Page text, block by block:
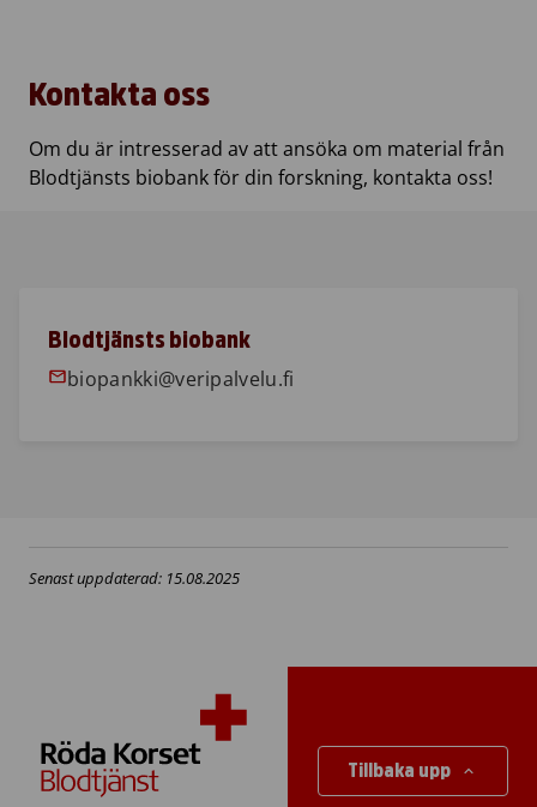
Kontakta oss
Om du är intresserad av att ansöka om material från
Blodtjänsts biobank för din forskning, kontakta oss!
Blodtjänsts biobank
biopankki@veripalvelu.fi
Senast uppdaterad: 15.08.2025
Tillbaka upp